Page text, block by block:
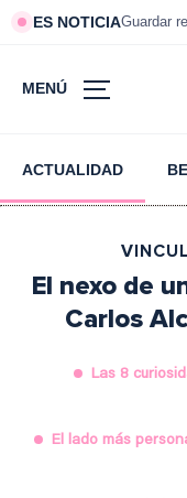
ES NOTICIAGuardar
MENÚ
ACTUALIDAD
El nexo de
Carlos
Las 8
El lado más